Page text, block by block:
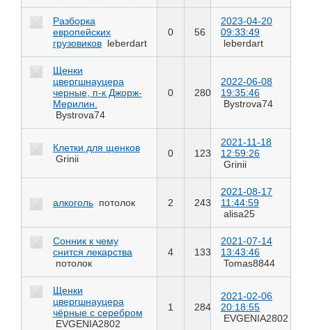
Разборка
европейских
грузовиков leberdart
0 56
2023-04-20
09:33:49
leberdart
Щенки
цвергшнауцера
черные, п-к Джорж-
Мерилин.
Bystrova74
0 280
2022-06-08
19:35:46
Bystrova74
Клетки для щенков
Grinii
0 123
2021-11-18
12:59:26
Grinii
алкоголь потолок 2 243
2021-08-17
11:44:59
alisa25
Сонник к чему
снится лекарства
потолок
4 133
2021-07-14
13:43:46
Tomas8844
Щенки
цвергшнауцера
чёрные с серебром
EVGENIA2802
1 284
2021-02-06
20:18:55
EVGENIA2802